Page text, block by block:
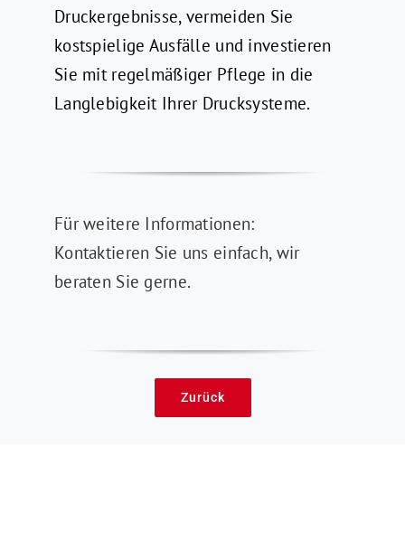
Druckergebnisse, vermeiden Sie
kostspielige Ausfälle und investieren
Sie mit regelmäßiger Pflege in die
Langlebigkeit Ihrer Drucksysteme.
Für weitere Informationen:
Kontaktieren Sie uns einfach, wir
beraten Sie gerne.
Zurück